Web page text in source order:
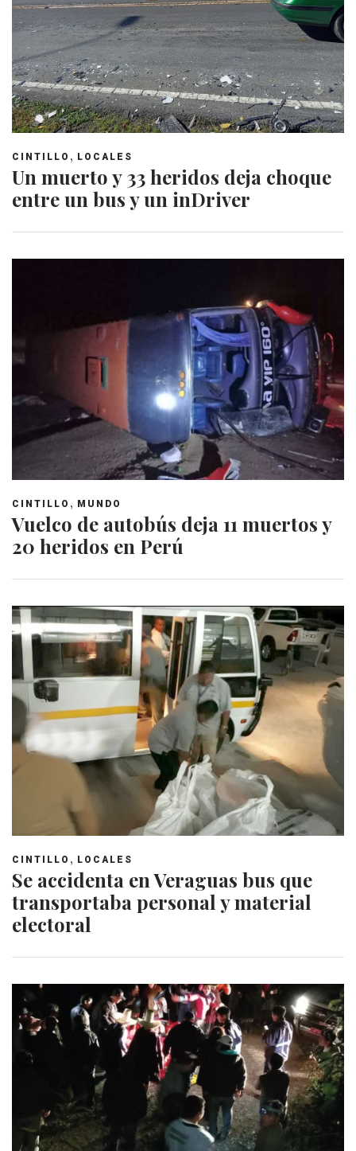
CINTILLO , LOCALES
Un muerto y 33 heridos deja choque
entre un bus y un inDriver
CINTILLO , MUNDO
Vuelco de autobús deja 11 muertos y
20 heridos en Perú
CINTILLO , LOCALES
Se accidenta en Veraguas bus que
transportaba personal y material
electoral